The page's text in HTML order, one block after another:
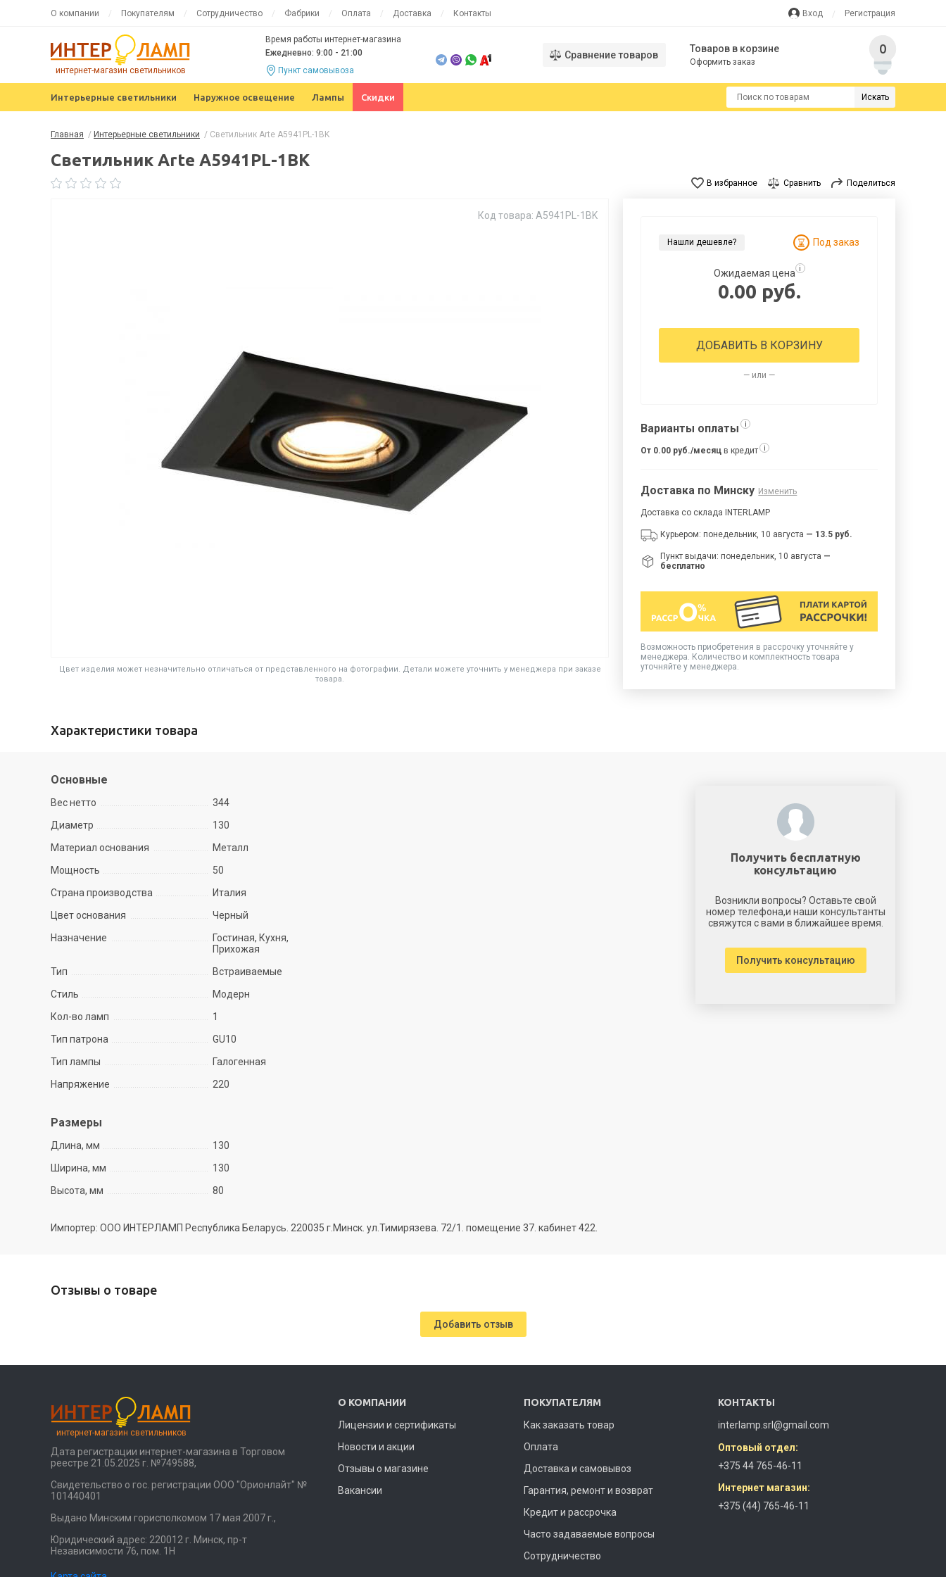
О компании Покупателям Сотрудничество Фабрики Оплата Доставка Контакты Вход Регистрация
интернет-магазин светильников
Время работы интернет-магазина
Ежедневно: 9:00 - 21:00
Пункт самовывоза
Сравнение товаров
Товаров в корзине
Оформить заказ
0
Интерьерные светильники Наружное освещение Лампы Скидки Искать
Главная / Интерьерные светильники / Светильник Arte A5941PL-1BK
Светильник Arte A5941PL-1BK
В избранное Сравнить Поделиться
Код товара: A5941PL-1BK
Цвет изделия может незначительно отличаться от представленного на фотографии. Детали можете уточнить у менеджера при заказе
товара.
Нашли дешевле? Под заказ
Ожидаемая цена i
0.00 руб.
ДОБАВИТЬ В КОРЗИНУ
— или —
Варианты оплаты i
От 0.00 руб./месяц в кредит i
Доставка по Минску Изменить
Доставка со склада INTERLAMP
Курьером: понедельник, 10 августа — 13.5 руб.
Пункт выдачи: понедельник, 10 августа —
бесплатно
Возможность приобретения в рассрочку уточняйте у
менеджера. Количество и комплектность товара
уточняйте у менеджера.
Характеристики товара
Основные
Вес нетто
344
Диаметр
130
Материал основания
Металл
Мощность
50
Страна производства
Италия
Цвет основания
Черный
Назначение
Гостиная, Кухня,
Прихожая
Тип
Встраиваемые
Стиль
Модерн
Кол-во ламп
1
Тип патрона
GU10
Тип лампы
Галогенная
Напряжение
220
Размеры
Длина, мм
130
Ширина, мм
130
Высота, мм
80
Импортер: ООО ИНТЕРЛАМП Республика Беларусь. 220035 г.Минск. ул.Тимирязева. 72/1. помещение 37. кабинет 422.
Получить бесплатную
консультацию
Возникли вопросы? Оставьте свой
номер телефона,и наши консультанты
свяжутся с вами в ближайшее время.
Получить консультацию
Отзывы о товаре
Добавить отзыв
интернет-магазин светильников
Дата регистрации интернет-магазина в Торговом
реестре 21.05.2025 г. №749588,
Свидетельство о гос. регистрации ООО "Орионлайт" №
101440401
Выдано Минским горисполкомом 17 мая 2007 г.,
Юридический адрес: 220012 г. Минск, пр-т
Независимости 76, пом. 1Н
О КОМПАНИИ
Лицензии и сертификаты
Новости и акции
Отзывы о магазине
Вакансии
ПОКУПАТЕЛЯМ
Как заказать товар
Оплата
Доставка и самовывоз
Гарантия, ремонт и возврат
Кредит и рассрочка
Часто задаваемые вопросы
Сотрудничество
КОНТАКТЫ
interlamp.srl@gmail.com
Оптовый отдел:
+375 44 765-46-11
Интернет магазин:
+375 (44) 765-46-11